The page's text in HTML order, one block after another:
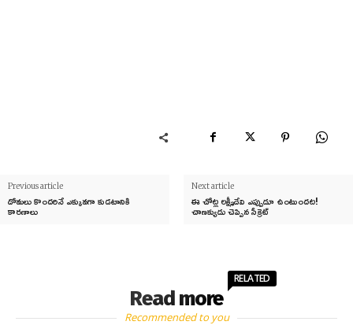
Previous article
దోమలు కొందరినే ఎక్కువగా కుడటానికి
కారణాలు
Next article
ఈ చోట్ల లక్ష్మీదేవి ఎప్పుడూ ఉంటుందట!
చాణక్యుడు చెప్పిన సీక్రెట్
Read more
RELATED
Recommended to you